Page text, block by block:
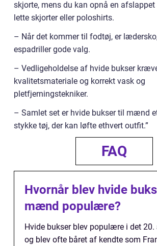
skjorte, mens du kan opnå en
lette skjorter eller poloshirts.
– Når det kommer til fodtøj, er
espadriller gode valg.
– Vedligeholdelse af hvide bukser
kvalitetsmateriale og korrekt vask og
pletfjerningstekniker.
– Samlet set er hvide bukser til mænd
stykke tøj, der kan løfte ethvert outfit.”
FAQ
Hvornår blev hvide
mænd populære?
Hvide bukser blev populære i det 20.
og blev ofte båret af kendte som